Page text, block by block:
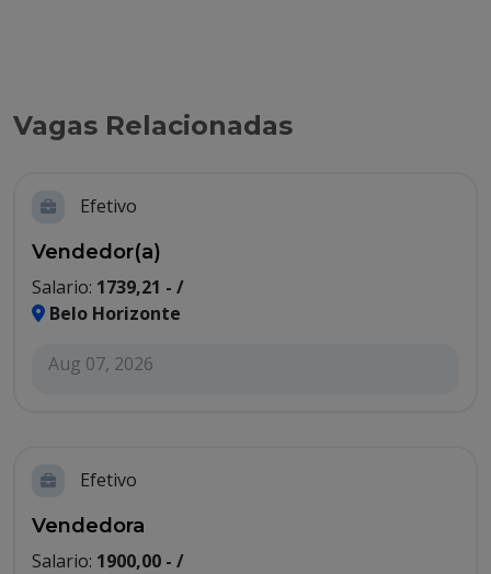
Vagas Relacionadas
Efetivo
Vendedor(a)
Salario: 1739,21 - /
Belo Horizonte
Aug 07, 2026
Efetivo
Vendedora
Salario: 1900,00 - /